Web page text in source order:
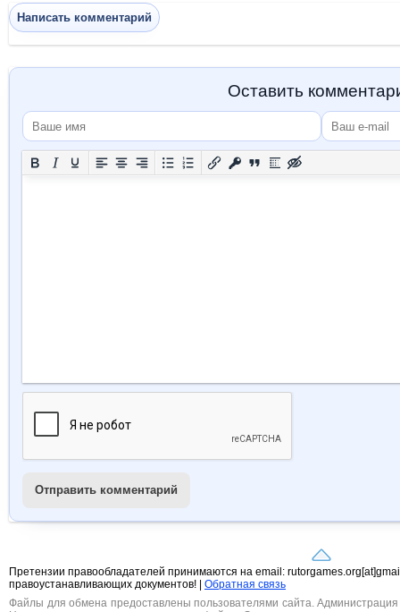
Написать комментарий
Оставить
Отправить комментарий
Претензии правообладателей принимаются на email:
правоустанавливающих документов! |
Обратная связь
Файлы для обмена предоставлены пользователями сайта. Администрация